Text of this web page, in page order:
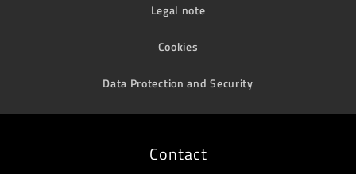
Legal note
Cookies
Data Protection and Security
Contact